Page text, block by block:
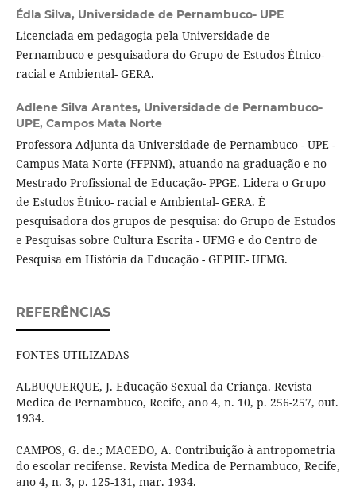
Édla Silva, Universidade de Pernambuco- UPE
Licenciada em pedagogia pela Universidade de
Pernambuco e pesquisadora do Grupo de Estudos Étnico-
racial e Ambiental- GERA.
Adlene Silva Arantes, Universidade de Pernambuco-
UPE, Campos Mata Norte
Professora Adjunta da Universidade de Pernambuco - UPE -
Campus Mata Norte (FFPNM), atuando na graduação e no
Mestrado Profissional de Educação- PPGE. Lidera o Grupo
de Estudos Étnico- racial e Ambiental- GERA. É
pesquisadora dos grupos de pesquisa: do Grupo de Estudos
e Pesquisas sobre Cultura Escrita - UFMG e do Centro de
Pesquisa em História da Educação - GEPHE- UFMG.
REFERÊNCIAS
FONTES UTILIZADAS
ALBUQUERQUE, J. Educação Sexual da Criança. Revista
Medica de Pernambuco, Recife, ano 4, n. 10, p. 256-257, out.
1934.
CAMPOS, G. de.; MACEDO, A. Contribuição à antropometria
do escolar recifense. Revista Medica de Pernambuco, Recife,
ano 4, n. 3, p. 125-131, mar. 1934.